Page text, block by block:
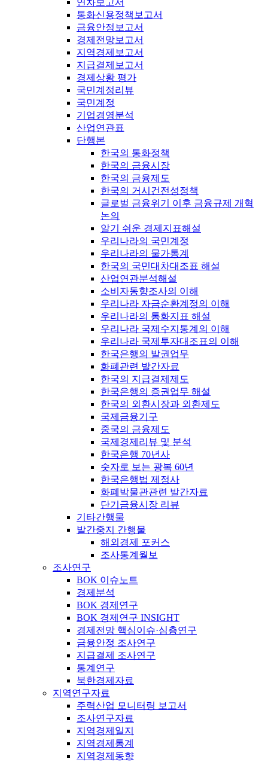
연차보고서
통화신용정책보고서
금융안정보고서
경제전망보고서
지역경제보고서
지급결제보고서
경제상황 평가
국민계정리뷰
국민계정
기업경영분석
산업연관표
단행본
한국의 통화정책
한국의 금융시장
한국의 금융제도
한국의 거시건전성정책
글로벌 금융위기 이후 금융규제 개혁
논의
알기 쉬운 경제지표해설
우리나라의 국민계정
우리나라의 물가통계
한국의 국민대차대조표 해설
산업연관분석해설
소비자동향조사의 이해
우리나라 자금순환계정의 이해
우리나라의 통화지표 해설
우리나라 국제수지통계의 이해
우리나라 국제투자대조표의 이해
한국은행의 발권업무
화폐관련 발간자료
한국의 지급결제제도
한국은행의 증권업무 해설
한국의 외환시장과 외환제도
국제금융기구
중국의 금융제도
국제경제리뷰 및 분석
한국은행 70년사
숫자로 보는 광복 60년
한국은행법 제정사
화폐박물관관련 발간자료
단기금융시장 리뷰
기타간행물
발간중지 간행물
해외경제 포커스
조사통계월보
조사연구
BOK 이슈노트
경제분석
BOK 경제연구
BOK 경제연구 INSIGHT
경제전망 핵심이슈·심층연구
금융안정 조사연구
지급결제 조사연구
통계연구
북한경제자료
지역연구자료
주력산업 모니터링 보고서
조사연구자료
지역경제일지
지역경제통계
지역경제동향